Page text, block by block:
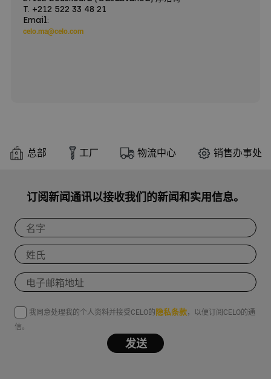
T. +212 522 33 48 21
Email:
celo.ma@celo.com
总部 工厂 物流中心 销售办事处
订阅新闻通讯以接收我们的新闻和实用信息。
我同意处理我的个人资料并接受CELO的 隐私条款，以便订阅CELO的通
信。